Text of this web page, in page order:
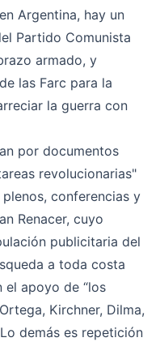
Argentina, hay un
Partido Comunista
armado, y
las Farc para la
la guerra con
por documentos
revolucionarias"
conferencias y
Renacer, cuyo
publicitaria del
a toda costa
el apoyo de “los
Kirchner, Dilma,
demás es repetición